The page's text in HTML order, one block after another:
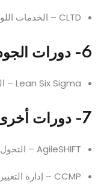
CLTD – الخدمات اللوجستية والنقل والتوزيع.
6- دورات الجودة والتحسين
Lean Six Sigma – الحزام الأصفر، الأخضر، والأسود.
7- دورات أخرى متخصصة
AgileSHIFT – التحول إلى الأجايل.
CCMP – إدارة التغيير الاحترافية.